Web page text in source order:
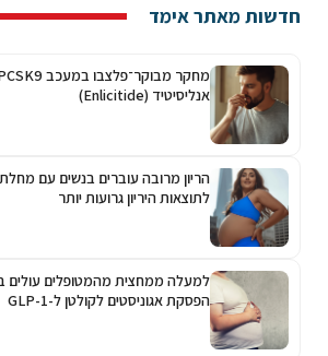
חדשות מאתר אימד
אנליסיטיד (Enlicitide)
הריון מרובה עוברים בנשים עם
לתוצאות היריון גרועות יותר
למעלה ממחצית מהמטופלים
הפסקת אגוניסטים לקולטן ל-GLP-1